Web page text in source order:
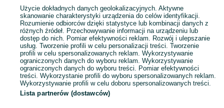
Popularne wyszukiwania
Użycie dokładnych danych geolokalizacyjnych. Aktywne
skanowanie charakterystyki urządzenia do celów identyfikacji.
Rozumienie odbiorców dzięki statystyce lub kombinacji danych z
różnych źródeł. Przechowywanie informacji na urządzeniu lub
dostęp do nich. Pomiar efektywności reklam. Rozwój i ulepszanie
usług. Tworzenie profili w celu personalizacji treści. Tworzenie
profili w celu spersonalizowanych reklam. Wykorzystywanie
ograniczonych danych do wyboru reklam. Wykorzystywanie
ograniczonych danych do wyboru treści. Pomiar efektywności
treści. Wykorzystanie profili do wyboru spersonalizowanych reklam.
Wykorzystywanie profili w celu doboru spersonalizowanych treści.
Lista partnerów (dostawców)